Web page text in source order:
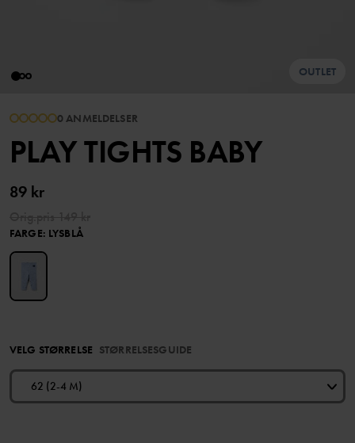
OUTLET
0 ANMELDELSER
PLAY TIGHTS BABY
89 kr
FARGE: LYSBLÅ
VELG STØRRELSE STØRRELSESGUIDE
62 (2-4 M)